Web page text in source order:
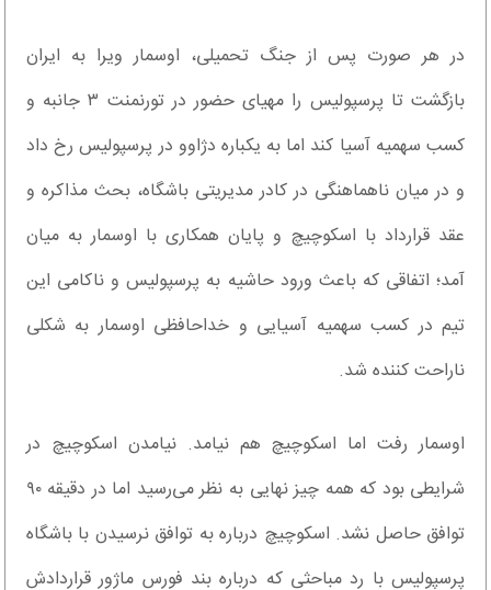
در هر صورت پس از جنگ تحمیلی، اوسمار ویرا به ایران
بازگشت تا پرسپولیس را مهیای حضور در تورنمنت ۳ جانبه و
کسب سهمیه آسیا کند اما به یکباره دژاوو در پرسپولیس رخ داد
و در میان ناهماهنگی در کادر مدیریتی باشگاه، بحث مذاکره و
عقد قرارداد با اسکوچیچ و پایان همکاری با اوسمار به میان
آمد؛ اتفاقی که باعث ورود حاشیه به پرسپولیس و ناکامی این
تیم در کسب سهمیه آسیایی و خداحافظی اوسمار به شکلی
ناراحت کننده شد.
اوسمار رفت اما اسکوچیچ هم نیامد. نیامدن اسکوچیچ در
شرایطی بود که همه چیز نهایی به نظر می‌رسید اما در دقیقه ۹۰
توافق حاصل نشد. اسکوچیچ درباره به توافق نرسیدن با باشگاه
پرسپولیس با رد مباحثی که درباره بند فورس ماژور قراردادش